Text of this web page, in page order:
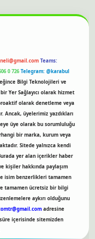
Teams:
0 726 Telegram: @karabul
Bilgi Teknolojileri ve
Yer Sağlayıcı olarak hizmet
olarak denetleme veya
Ancak, üyelerimiz yazdıkları
üye olarak bu sorumluluğu
bir marka, kurum veya
Sitede yalnızca kendi
yer alan içerikler haber
kişiler hakkında paylaşım
isim benzerlikleri tamamen
tamamen ücretsiz bir bilgi
aykırı olduğunu
adresine
içerisinde sitemizden